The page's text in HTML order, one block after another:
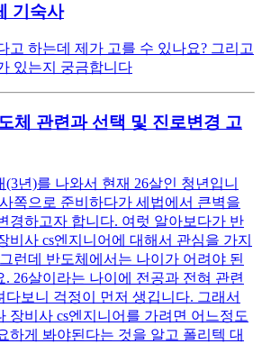
기숙사
고 하는데 제가 고를 수 있나요? 그리고
있는지 궁금합니다
체 관련과 선택 및 진로변경 고
년)를 나와서 현재 26살인 청년입니
쪽으로 준비하다가 세법에서 큰벽을
경하고자 합니다. 여럿 알아보다가 반
비사 cs엔지니어에 대해서 관심을 가지
런데 반도체에서는 나이가 어려야 된
. 26살이라는 나이에 전공과 전혀 관련
다보니 걱정이 먼저 생깁니다. 그래서
장비사 cs엔지니어를 가려면 어느정도
하게 봐야된다는 것을 알고 폴리텍 대